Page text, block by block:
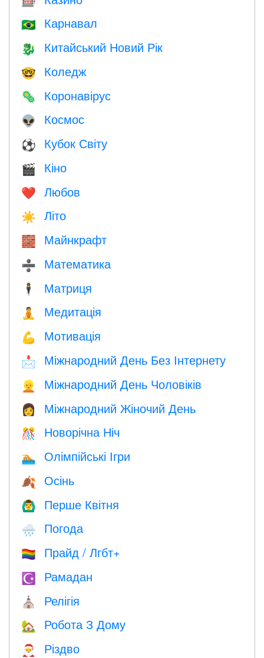
🇧🇷 Карнавал
🐉 Китайський Новий Рік
🤓 Коледж
🦠 Коронавірус
👽 Космос
⚽ Кубок Світу
🎬 Кіно
❤️️ Любов
☀️ Літо
🧱 Майнкрафт
➗ Математика
🕴️ Матриця
🧘 Медитація
💪 Мотивація
📩 Міжнародний День Без Інтернету
👱 Міжнародний День Чоловіків
👩 Міжнародний Жіночий День
🎊 Новорічна Ніч
🏊 Олімпійські Ігри
🍂 Осінь
🙆‍♂️ Перше Квітня
🌧 Погода
🏳️‍🌈 Прайд / Лгбт+
☪️ Рамадан
⛪️ Релігія
🏡 Робота З Дому
🎅 Різдво